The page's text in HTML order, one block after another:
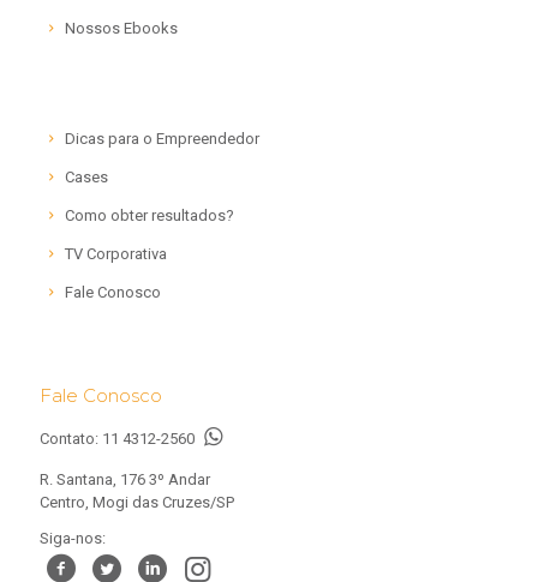
Nossos Ebooks
Dicas para o Empreendedor
Cases
Como obter resultados?
TV Corporativa
Fale Conosco
Fale Conosco
Contato: 11 4312-2560
R. Santana, 176 3º Andar
Centro, Mogi das Cruzes/SP
Siga-nos: